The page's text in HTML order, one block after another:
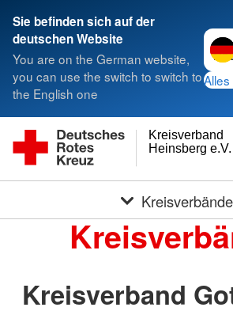
Sie befinden sich auf der
deutschen Website
You are on the German website,
you can use the switch to switch to
the English one
Heinsberg e.V.
Kreisverband
Kreisverbände
Kreisverband